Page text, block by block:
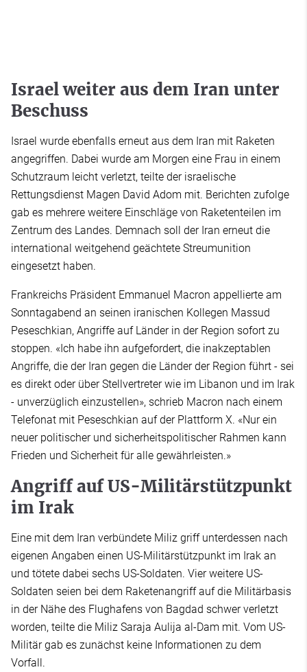
Israel weiter aus dem Iran unter
Beschuss
Israel wurde ebenfalls erneut aus dem Iran mit Raketen
angegriffen. Dabei wurde am Morgen eine Frau in einem
Schutzraum leicht verletzt, teilte der israelische
Rettungsdienst Magen David Adom mit. Berichten zufolge
gab es mehrere weitere Einschläge von Raketenteilen im
Zentrum des Landes. Demnach soll der Iran erneut die
international weitgehend geächtete Streumunition
eingesetzt haben.
Frankreichs Präsident Emmanuel Macron appellierte am
Sonntagabend an seinen iranischen Kollegen Massud
Peseschkian, Angriffe auf Länder in der Region sofort zu
stoppen. «Ich habe ihn aufgefordert, die inakzeptablen
Angriffe, die der Iran gegen die Länder der Region führt - sei
es direkt oder über Stellvertreter wie im Libanon und im Irak
- unverzüglich einzustellen», schrieb Macron nach einem
Telefonat mit Peseschkian auf der Plattform X. «Nur ein
neuer politischer und sicherheitspolitischer Rahmen kann
Frieden und Sicherheit für alle gewährleisten.»
Angriff auf US-Militärstützpunkt
im Irak
Eine mit dem Iran verbündete Miliz griff unterdessen nach
eigenen Angaben einen US-Militärstützpunkt im Irak an
und tötete dabei sechs US-Soldaten. Vier weitere US-
Soldaten seien bei dem Raketenangriff auf die Militärbasis
in der Nähe des Flughafens von Bagdad schwer verletzt
worden, teilte die Miliz Saraja Aulija al-Dam mit. Vom US-
Militär gab es zunächst keine Informationen zu dem
Vorfall.